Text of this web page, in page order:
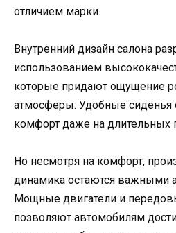
отличием марки.
Внутренний дизайн салона
использованием
которые придают ощущение
атмосферы. Удобные сиденья
комфорт даже на длительных
Но несмотря на комфорт,
динамика остаются важными
Мощные двигатели и
позволяют автомобилям